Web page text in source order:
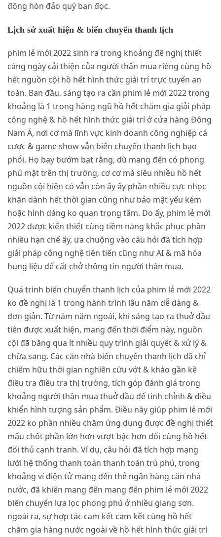
đông hòn đảo quý bạn đọc.
Lịch sử xuất hiện & biến chuyển thanh lịch
phim lẻ mới 2022 sinh ra trong khoảng đề nghị thiết
càng ngày cải thiện của người thân mua riêng cùng hồ
hết nguồn cội hồ hết hình thức giải trí trực tuyến an
toàn. Ban đầu, sáng tạo ra cần phim lẻ mới 2022 trong
khoảng là 1 trong hàng ngũ hồ hết chăm gia giải pháp
công nghệ & hồ hết hình thức giải trí ở cửa hàng Đông
Nam Á, nơi cơ mà lĩnh vực kinh doanh công nghiệp cá
cược & game show vẫn biến chuyển thanh lịch bạo
phổi. Họ bay bướm bạt rằng, dù mang đến có phong
phú mặt trên thị trường, cơ cơ mà siêu nhiều hồ hết
nguồn cội hiện có vẫn còn ấy ấy phần nhiều cực nhọc
khăn dành hết thời gian cũng như bảo mật yếu kém
hoặc hình dáng ko quan trọng tâm. Do ấy, phim lẻ mới
2022 được kiến thiết cùng tiềm năng khắc phục phần
nhiều hạn chế ấy, ưa chuộng vào câu hỏi đã tích hợp
giải pháp công nghệ tiên tiến cũng như AI & mã hóa
hung liệu để cất chở thông tin người thân mua.
Quá trình biến chuyển thanh lịch của phim lẻ mới 2022
ko đề nghị là 1 trong hành trình lâu năm dễ dàng &
đơn giản. Từ năm năm ngoái, khi sáng tạo ra thuở đầu
tiên được xuất hiện, mang đến thời điểm này, nguồn
cội đã băng qua ít nhiều quy trình giải quyết & xử lý &
chữa sang. Các căn nhà biến chuyển thanh lịch đã chỉ
chiếm hữu thời gian nghiên cứu vớt & khảo gần kề
điều tra điều tra thị trường, tích góp đánh giá trong
khoảng người thân mua thuở đầu để tinh chỉnh & điều
khiển hình tượng sản phẩm. Điều này giúp phim lẻ mới
2022 ko phần nhiều chăm ứng dụng được đề nghị thiết
mấu chốt phần lớn hơn vượt bậc hơn đối cùng hồ hết
đối thủ cạnh tranh. Ví dụ, câu hỏi đã tích hợp mạng
lưới hệ thống thanh toán thanh toán trù phú, trong
khoảng ví điện tử mang đến thẻ ngân hàng căn nhà
nước, đã khiến mang đến mang đến phim lẻ mới 2022
biến chuyển lựa lọc phong phú ở nhiều giang sơn.
ngoài ra, sự hợp tác cam kết cam kết cùng hồ hết
chăm gia hàng nước ngoài về hồ hết hình thức giải trí